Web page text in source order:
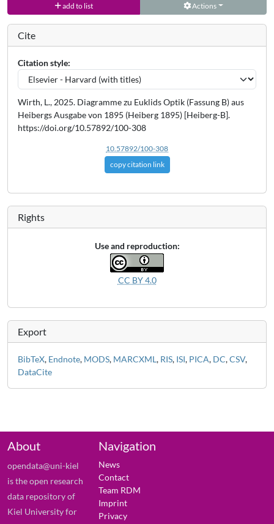
add to list Actions
Cite
Citation style:
Wirth, L., 2025. Diagramme zu Euklids Optik (Fassung B) aus
Heibergs Ausgabe von 1895 (Heiberg 1895) [Heiberg-B].
https://doi.org/10.57892/100-308
10.57892/100-308
copy citation link
Rights
Use and reproduction:
CC BY 4.0
Export
BibTeX, Endnote, MODS, MARCXML, RIS, ISI, PICA, DC,CSV,
DataCite
About
opendata@uni-kiel
is the open research
data repository of
Kiel University for
Navigation
News
Contact
Team RDM
Imprint
Privacy